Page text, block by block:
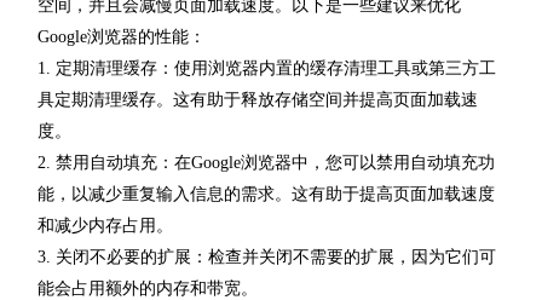
空间，并且会减慢页面加载速度。以下是一些建议来优化
Google浏览器的性能：
1. 定期清理缓存：使用浏览器内置的缓存清理工具或第三方工
具定期清理缓存。这有助于释放存储空间并提高页面加载速
度。
2. 禁用自动填充：在Google浏览器中，您可以禁用自动填充功
能，以减少重复输入信息的需求。这有助于提高页面加载速度
和减少内存占用。
3. 关闭不必要的扩展：检查并关闭不需要的扩展，因为它们可
能会占用额外的内存和带宽。